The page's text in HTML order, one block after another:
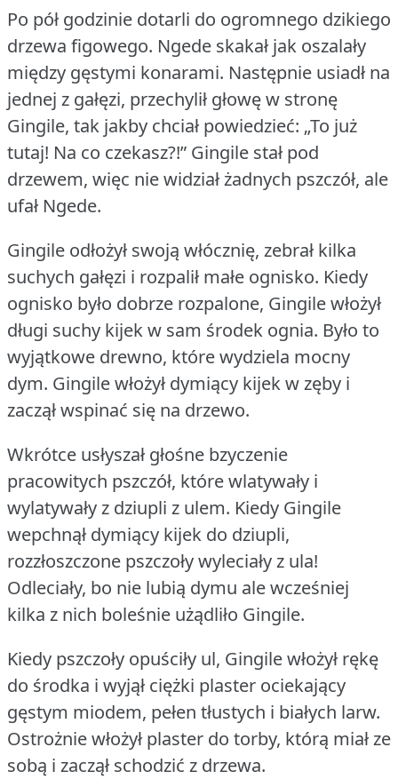
Po pół godzinie dotarli do ogromnego dzikiego
drzewa figowego. Ngede skakał jak oszalały
między gęstymi konarami. Następnie usiadł na
jednej z gałęzi, przechylił głowę w stronę
Gingile, tak jakby chciał powiedzieć: „To już
tutaj! Na co czekasz?!” Gingile stał pod
drzewem, więc nie widział żadnych pszczół, ale
ufał Ngede.
Gingile odłożył swoją włócznię, zebrał kilka
suchych gałęzi i rozpalił małe ognisko. Kiedy
ognisko było dobrze rozpalone, Gingile włożył
długi suchy kijek w sam środek ognia. Było to
wyjątkowe drewno, które wydziela mocny
dym. Gingile włożył dymiący kijek w zęby i
zaczął wspinać się na drzewo.
Wkrótce usłyszał głośne bzyczenie
pracowitych pszczół, które wlatywały i
wylatywały z dziupli z ulem. Kiedy Gingile
wepchnął dymiący kijek do dziupli,
rozzłoszczone pszczoły wyleciały z ula!
Odleciały, bo nie lubią dymu ale wcześniej
kilka z nich boleśnie użądliło Gingile.
Kiedy pszczoły opuściły ul, Gingile włożył rękę
do środka i wyjął ciężki plaster ociekający
gęstym miodem, pełen tłustych i białych larw.
Ostrożnie włożył plaster do torby, którą miał ze
sobą i zaczął schodzić z drzewa.